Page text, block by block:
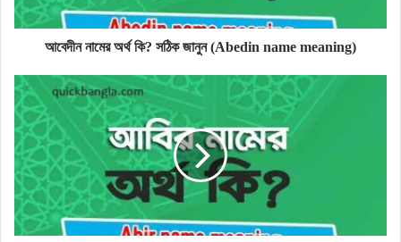
name
meaning)
আবেদীন নামের অর্থ কি? সঠিক জানুন (Abedin name meaning)
আবির
নামের
অর্থ
কি?
সঠিক
জানুন
(Abir
name
meaning)